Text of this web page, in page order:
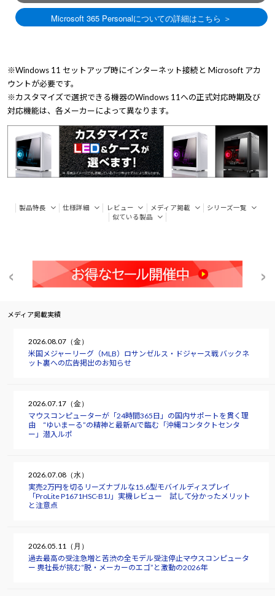
※Windows 11 セットアップ時にインターネット接続と Microsoft アカ
ウントが必要です。
※カスタマイズで選択できる機器のWindows 11への正式対応時期及び
対応機能は、各メーカーによって異なります。
製品特長 仕様詳細 レビュー メディア掲載
シリーズ一覧
似ている製品
メディア掲載実績
2026.08.07（金）
米国メジャーリーグ（MLB）ロサンゼルス・ドジャース戦 バックネ
ット裏への広告掲出のお知らせ
2026.07.17（金）
マウスコンピューターが「24時間365日」の国内サポートを貫く理
由 “ゆいまーる”の精神と最新AIで臨む「沖縄コンタクトセンタ
ー」潜入ルポ
2026.07.08（水）
実売2万円を切るリーズナブルな15.6型モバイルディスプレイ
「ProLite P1671HSC-B1J」実機レビュー 試して分かったメリット
と注意点
2026.05.11（月）
過去最高の受注急増と苦渋の全モデル受注停止――マウスコンピュータ
ー 軣社長が挑む“脱・メーカーのエゴ”と激動の2026年